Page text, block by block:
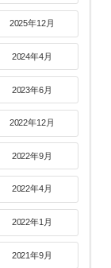
2025年12月
2024年4月
2023年6月
2022年12月
2022年9月
2022年4月
2022年1月
2021年9月